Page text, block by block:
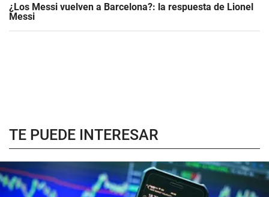
¿Los Messi vuelven a Barcelona?: la respuesta de Lionel
Messi
TE PUEDE INTERESAR